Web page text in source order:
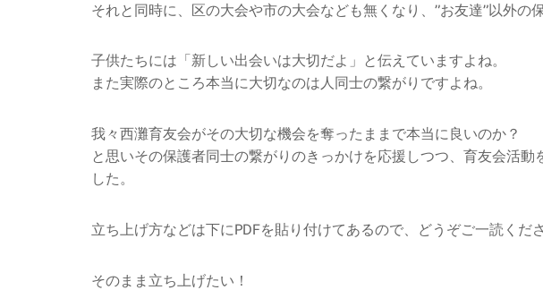
それと同時に、区の大会や市の大会なども無くなり、”お友達”以外の
子供たちには「新しい出会いは大切だよ」と伝えていますよね。
また実際のところ本当に大切なのは人同士の繋がりですよね。
我々西灘育友会がその大切な機会を奪ったままで本当に良いのか？
と思いその保護者同士の繋がりのきっかけを応援しつつ、育友会活
した。
立ち上げ方などは下にPDFを貼り付けてあるので、どうぞご一読くださ
そのまま立ち上げたい！